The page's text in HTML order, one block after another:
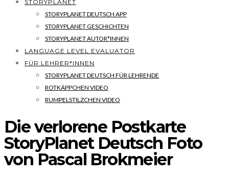
STORYPLANET
STORYPLANET DEUTSCH APP
STORYPLANET GESCHICHTEN
STORYPLANET AUTOR*INNEN
LANGUAGE LEVEL EVALUATOR
FÜR LEHRER*INNEN
STORYPLANET DEUTSCH FÜR LEHRENDE
ROTKÄPPCHEN VIDEO
RUMPELSTILZCHEN VIDEO
Die verlorene Postkarte
StoryPlanet Deutsch Foto
von Pascal Brokmeier